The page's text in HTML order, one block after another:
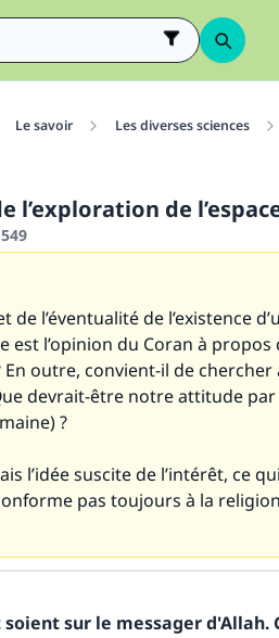
Le savoir Les diverses sciences
l’exploration de
de l’éventualité de l’existence
est l’opinion du Coran à propos
outre, convient-il de chercher
devrait-être notre attitude
?
l’idée suscite de l’intérêt, ce
pas toujours à la
sur le messager d'Allah.
dans la vie de
à votre contribution